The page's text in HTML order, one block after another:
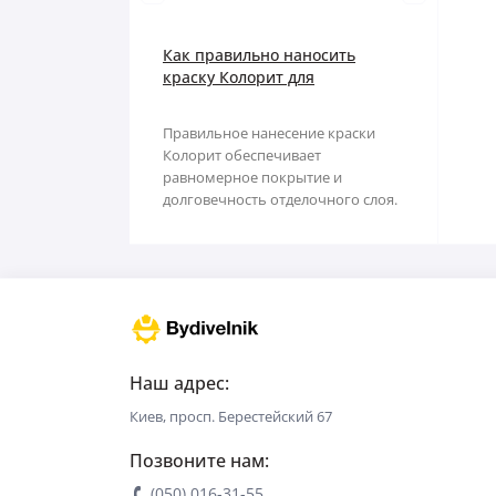
Полипропиленовый мешок
Сетка абразивная
Строительный скотч
Губки для шлифования
Кельма
Коронки
Метла
Как правильно наносить
краску Колорит для
Правильное нанесение краски
Колорит обеспечивает
равномерное покрытие и
долговечность отделочного слоя.
Наш адрес:
Киев, просп. Берестейский 67
Позвоните нам: